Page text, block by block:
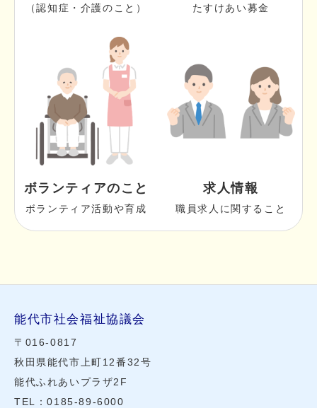
（認知症・介護のこと）
たすけあい募金
ボランティアのこと
ボランティア活動や育成
求人情報
職員求人に関すること
能代市社会福祉協議会
〒016-0817
秋田県能代市上町12番32号
能代ふれあいプラザ2F
TEL：0185-89-6000